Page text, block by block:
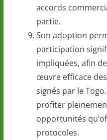
accords
partie.
Son adoption
participation
impliquées, afin
œuvre efficace
signés par le
profiter
opportunités
protocoles.